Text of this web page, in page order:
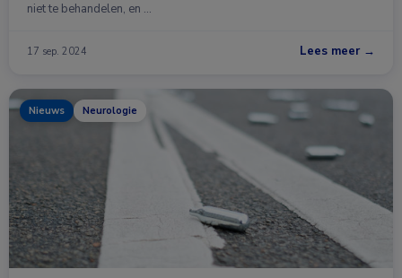
niet te behandelen, en …
17 sep. 2024 Lees meer →
Nieuws Neurologie